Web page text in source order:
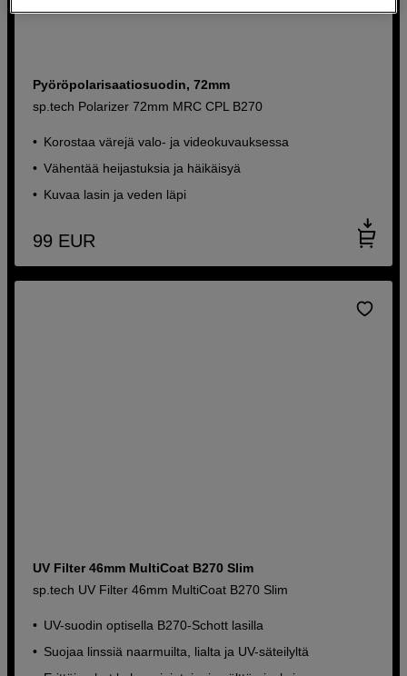
Pyöröpolarisaatiosuodin, 72mm
sp.tech Polarizer 72mm MRC CPL B270
Korostaa värejä valo- ja videokuvauksessa
Vähentää heijastuksia ja häikäisyä
Kuvaa lasin ja veden läpi
99 EUR
UV Filter 46mm MultiCoat B270 Slim
sp.tech UV Filter 46mm MultiCoat B270 Slim
UV-suodin optisella B270-Schott lasilla
Suojaa linssiä naarmuilta, lialta ja UV-säteilyltä